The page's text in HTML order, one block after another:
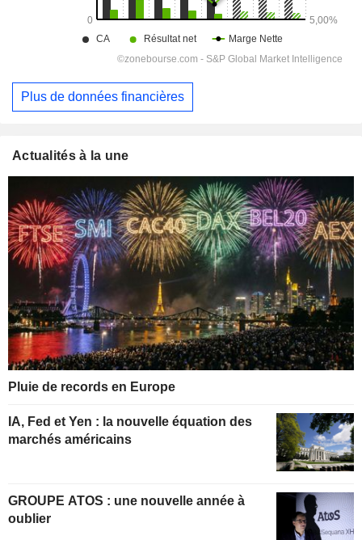
Plus de données financières
Actualités à la une
Pluie de records en Europe
IA, Fed et Yen : la nouvelle équation des
marchés américains
GROUPE ATOS : une nouvelle année à
oublier